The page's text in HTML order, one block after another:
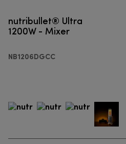
nutribullet® Ultra
1200W - Mixer
NB1206DGCC